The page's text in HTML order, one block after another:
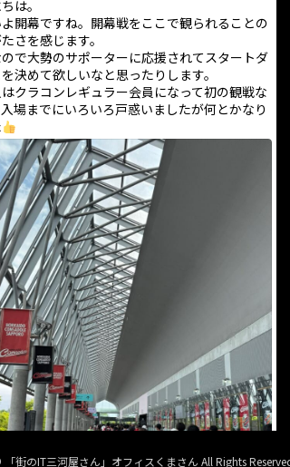
は。
開幕ですね。開幕戦をここで観られることの
さを感じます。
で大勢のサポーターに応援されてスタートダ
決めて欲しいなと思ったりします。
クラコンレギュラー会員になって初の観戦な
場までにいろいろ戸惑いましたが何とかなり
街のIT三河屋さん」オフィスくまさん All Rights